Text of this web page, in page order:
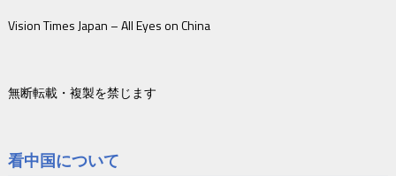
Vision Times Japan – All Eyes on China
無断転載・複製を禁じます
看中国について